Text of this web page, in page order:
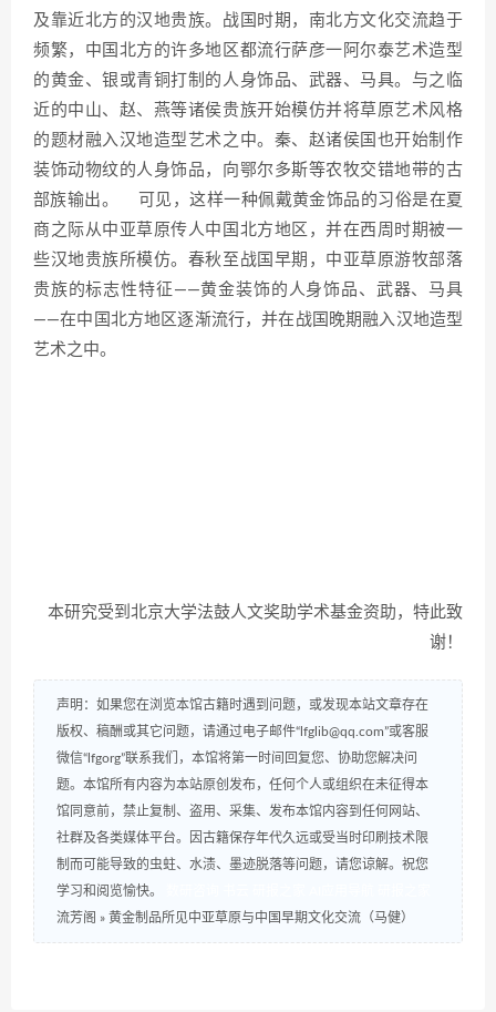
及靠近北方的汉地贵族。战国时期，南北方文化交流趋于
频繁，中国北方的许多地区都流行萨彦一阿尔泰艺术造型
的黄金、银或青铜打制的人身饰品、武器、马具。与之临
近的中山、赵、燕等诸侯贵族开始模仿并将草原艺术风格
的题材融入汉地造型艺术之中。秦、赵诸侯国也开始制作
装饰动物纹的人身饰品，向鄂尔多斯等农牧交错地带的古
部族输出。 可见，这样一种佩戴黄金饰品的习俗是在夏
商之际从中亚草原传人中国北方地区，并在西周时期被一
些汉地贵族所模仿。春秋至战国早期，中亚草原游牧部落
贵族的标志性特征——黄金装饰的人身饰品、武器、马具
——在中国北方地区逐渐流行，并在战国晚期融入汉地造型
艺术之中。
本研究受到北京大学法鼓人文奖助学术基金资助，特此致
谢！
声明：如果您在浏览本馆古籍时遇到问题，或发现本站文章存在
版权、稿酬或其它问题，请通过电子邮件“lfglib@qq.com”或客服
微信“lfgorg”联系我们，本馆将第一时间回复您、协助您解决问
题。本馆所有内容为本站原创发布，任何个人或组织在未征得本
馆同意前，禁止复制、盗用、采集、发布本馆内容到任何网站、
社群及各类媒体平台。因古籍保存年代久远或受当时印刷技术限
制而可能导致的虫蛀、水渍、墨迹脱落等问题，请您谅解。祝您
学习和阅览愉快。
流芳阁 » 黄金制品所见中亚草原与中国早期文化交流（马健）